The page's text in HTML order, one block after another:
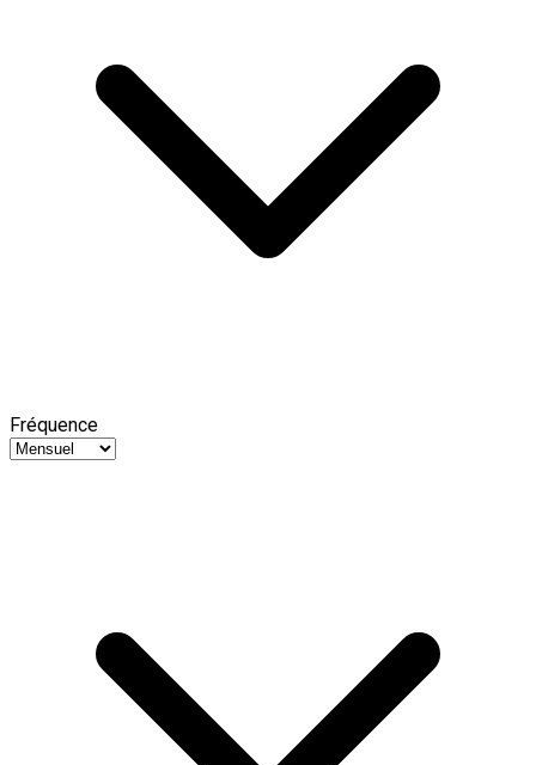
Fréquence